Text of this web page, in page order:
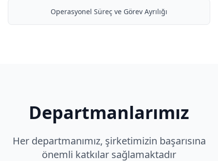
Operasyonel Süreç ve Görev Ayrılığı
Departmanlarımız
Her departmanımız, şirketimizin başarısına
önemli katkılar sağlamaktadır